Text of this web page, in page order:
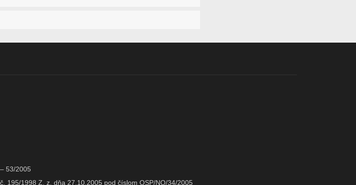
53/2005
195/1998 Z. z. dňa 27.10.2005 pod číslom OSP/NO/34/2005